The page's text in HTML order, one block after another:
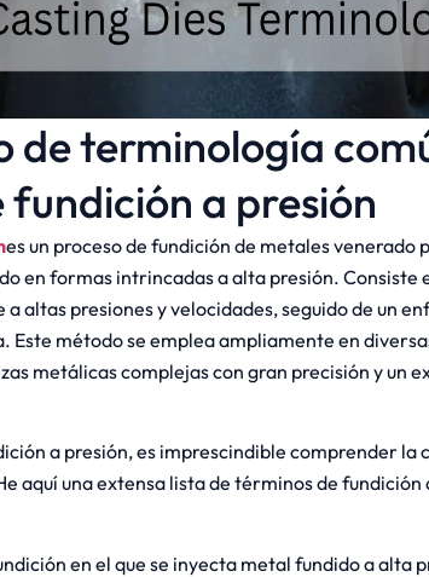
de terminología
a presión
es un proceso de fundición de metales venerado
en formas intrincadas a alta presión. Consiste
altas presiones y velocidades, seguido de un
Este método se emplea ampliamente en
metálicas complejas con gran precisión y un
a presión, es imprescindible comprender la
aquí una extensa lista de términos de fundición
en el que se inyecta metal fundido a alta